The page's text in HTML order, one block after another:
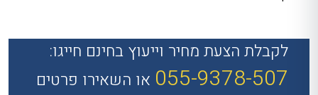
לקבלת הצעת מחיר וייעוץ בחינם חייגו:
055-9378-507 או השאירו פרטים